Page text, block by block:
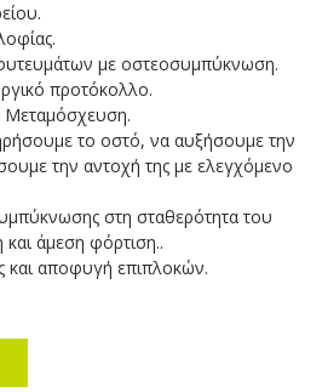
με οστεοσυμπύκνωση.
προτόκολλο.
Μεταμόσχευση.
το οστό, να αυξήσουμε την
την αντοχή της με ελεγχόμενο
στη σταθερότητα του
άμεση φόρτιση..
αποφυγή επιπλοκών.